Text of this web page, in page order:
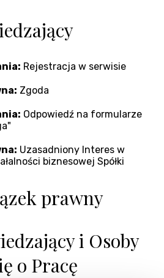
Rejestracja w serwisie
Zgoda
Odpowiedź na formularze
Uzasadniony Interes w
biznesowej Spółki
prawny
i Osoby
o Pracę